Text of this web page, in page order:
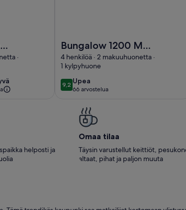
·
Bungalow 1200 M
from the beach,
Swimming pool,
Parking, Wi-Fi,
Satellite TV
4 henkilöä · 2 makuuhuonetta ·
1 kylpyhuone
9,29,2 kautta 10
Upea
upea
66 arvostelua
(66
helposti ja
Omaa tilaa
Täysin varustellut keittiöt,
altaat, pihat ja paljon muuta